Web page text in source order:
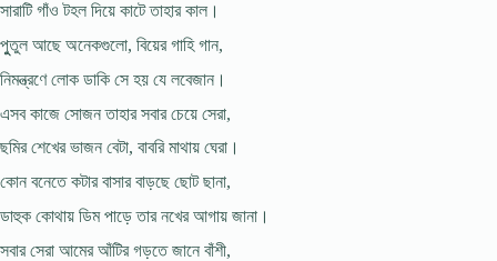
সারাটি গাঁও টহল দিয়ে কাটে তাহার কাল।
পুুতুল আছে অনেকগুলো, বিয়ের গাহি গান,
নিমন্ত্রণে লোক ডাকি সে হয় যে লবেজান।
এসব কাজে সোজন তাহার সবার চেয়ে সেরা,
ছমির শেখের ভাজন বেটা, বাবরি মাথায় ঘেরা।
কোন বনেতে কটার বাসার বাড়ছে ছোট ছানা,
ডাহুক কোথায় ডিম পাড়ে তার নখের আগায় জানা।
সবার সেরা আমের আঁটির গড়তে জানে বাঁশী,